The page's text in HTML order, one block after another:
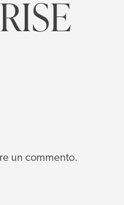
un commento.